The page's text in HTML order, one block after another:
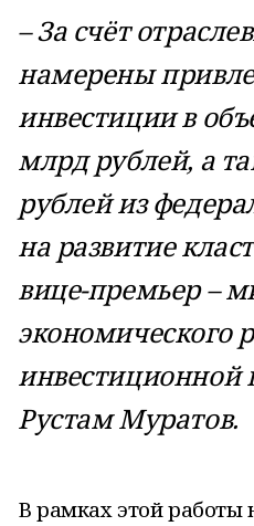
– За счёт
намерены
инвестиции в
млрд рублей, а
рублей из
на развитие
вице-премьер –
экономического
инвестиционной
Рустам Муратов.
В рамках этой работы